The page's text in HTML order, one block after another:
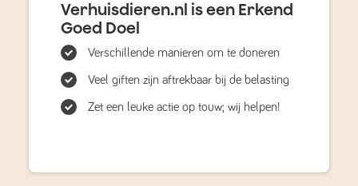
Verhuisdieren.nl is een Erkend
Goed Doel
Verschillende manieren om te doneren
Veel giften zijn aftrekbaar bij de belasting
Zet een leuke actie op touw; wij helpen!